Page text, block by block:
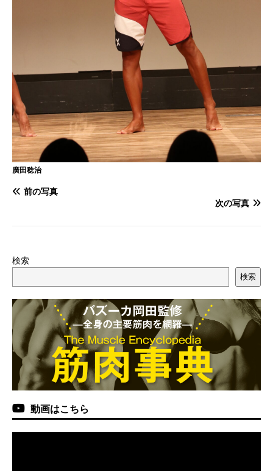
廣田稔治
前の写真
次の写真
検索
検索
動画はこちら